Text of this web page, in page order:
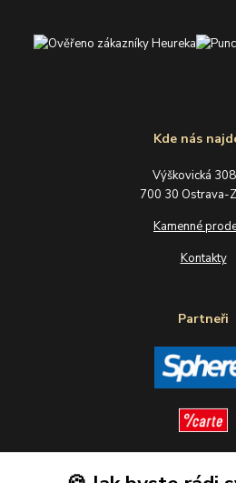
Kde nás
Výškovická
700 30 Ostrava-
Kamenné
Kontakty
Partneři